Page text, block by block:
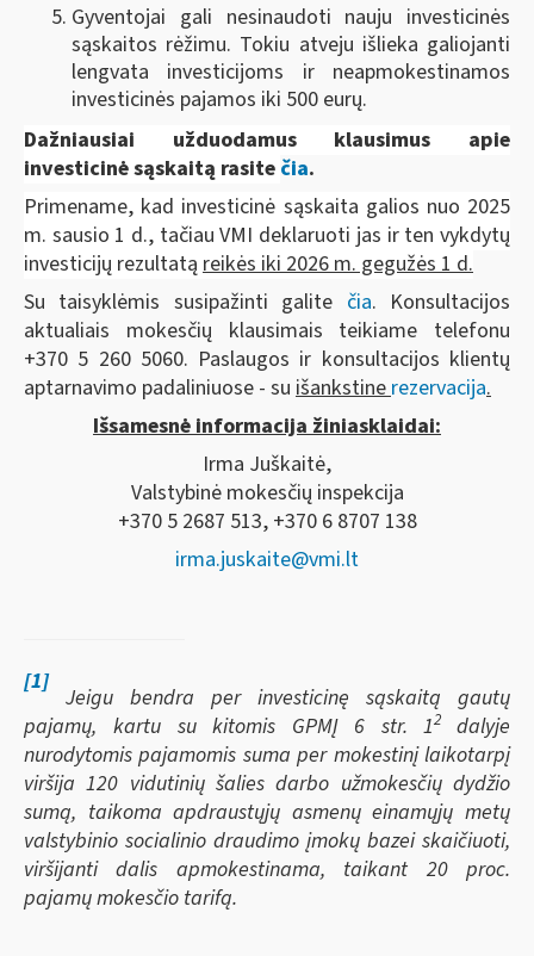
Gyventojai gali nesinaudoti nauju investicinės
sąskaitos rėžimu. Tokiu atveju išlieka galiojanti
lengvata investicijoms ir neapmokestinamos
investicinės pajamos iki 500 eurų.
Dažniausiai užduodamus klausimus apie
investicinė sąskaitą rasite čia.
Primename, kad investicinė sąskaita galios nuo 2025
m. sausio 1 d., tačiau VMI deklaruoti jas ir ten vykdytų
investicijų rezultatą reikės iki 2026 m. gegužės 1 d.
Su taisyklėmis susipažinti galite čia. Konsultacijos
aktualiais mokesčių klausimais teikiame telefonu
+370 5 260 5060. Paslaugos ir konsultacijos klientų
aptarnavimo padaliniuose - su išankstinerezervacija.
Išsamesnė informacija žiniasklaidai:
Irma Juškaitė,
Valstybinė mokesčių inspekcija
+370 5 2687 513, +370 6 8707 138
irma.juskaite@vmi.lt
[1]
Jeigu bendra per investicinę sąskaitą gautų
pajamų, kartu su kitomis GPMĮ 6 str. 12 dalyje
nurodytomis pajamomis suma per mokestinį laikotarpį
viršija 120 vidutinių šalies darbo užmokesčių dydžio
sumą, taikoma apdraustųjų asmenų einamųjų metų
valstybinio socialinio draudimo įmokų bazei skaičiuoti,
viršijanti dalis apmokestinama, taikant 20 proc.
pajamų mokesčio tarifą.